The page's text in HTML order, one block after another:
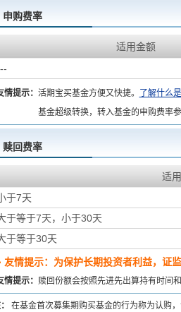
申购费率
适用金额
情提示： 活期宝买基金方便又快捷。
了解什么
基金超级转换，转入基金的申购费率
赎回费率
适
于7天
于等于7天，小于30天
于等于30天
友情提示：为保护长期投资者利益，证
情提示： 赎回份额会按照先进先出算持有时间和
在基金首次募集期购买基金的行为称为认购